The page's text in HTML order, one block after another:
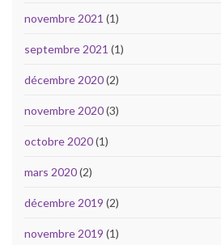
novembre 2021 (1)
septembre 2021 (1)
décembre 2020(2)
novembre 2020(3)
octobre 2020(1)
mars 2020(2)
décembre 2019 (2)
novembre 2019 (1)